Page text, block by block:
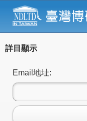
詳目顯示
Email地址: